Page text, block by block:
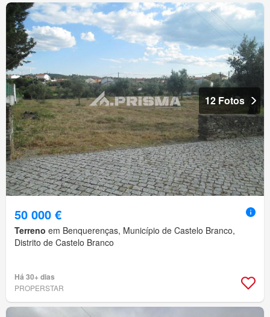
12 Fotos
50 000 €
Terreno em Benquerenças, Município de Castelo Branco,
Distrito de Castelo Branco
Há 30+ dias
PROPERSTAR